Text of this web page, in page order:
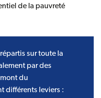
de la pauvreté
sur toute la
par des
du
différents leviers :